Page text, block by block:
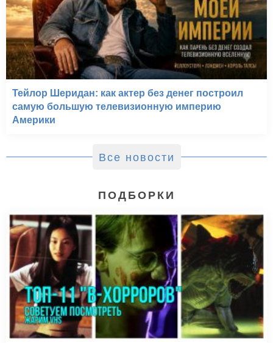
Тейлор Шеридан: как актер без денег построил
самую большую телевизионную империю
Америки
Все новости
ПОДБОРКИ